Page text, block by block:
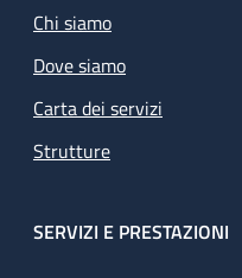
Chi siamo
Dove siamo
Carta dei servizi
Strutture
SERVIZI E PRESTAZIONI